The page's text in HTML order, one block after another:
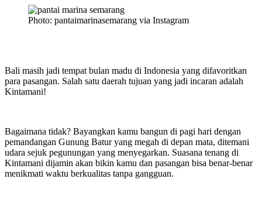
Photo: pantaimarinasemarang via Instagram
Bali masih jadi tempat bulan madu di Indonesia yang difavoritkan
para pasangan. Salah satu daerah tujuan yang jadi incaran adalah
Kintamani!
Bagaimana tidak? Bayangkan kamu bangun di pagi hari dengan
pemandangan Gunung Batur yang megah di depan mata, ditemani
udara sejuk pegunungan yang menyegarkan. Suasana tenang di
Kintamani dijamin akan bikin kamu dan pasangan bisa benar-benar
menikmati waktu berkualitas tanpa gangguan.